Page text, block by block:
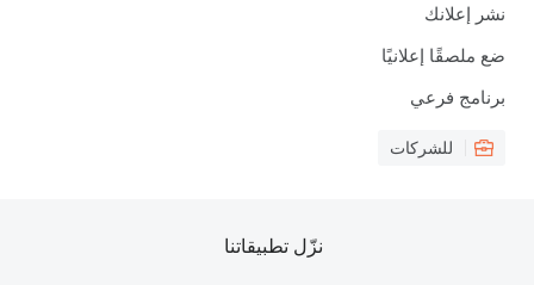
نشر إعلانك
ضع ملصقًا إعلانيًا
برنامج فرعي
للشركات
نزّل تطبيقاتنا